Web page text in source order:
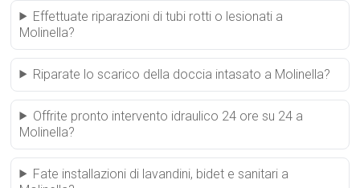
Effettuate riparazioni di tubi rotti o lesionati a
Molinella?
Riparate lo scarico della doccia intasato a Molinella?
Offrite pronto intervento idraulico 24 ore su 24 a
Molinella?
Fate installazioni di lavandini, bidet e sanitari a